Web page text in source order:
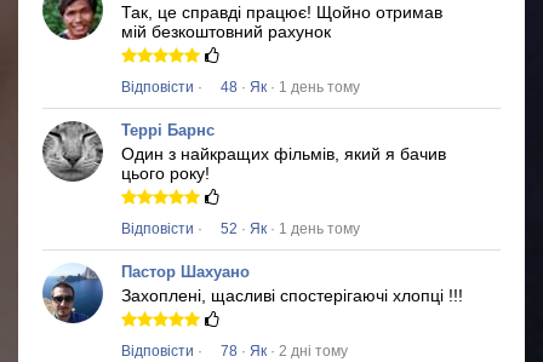
Так, це справді працює! Щойно отримав
мій безкоштовний рахунок
Відповісти · 48 · Як · 1 день тому
Террі Барнс
Один з найкращих фільмів, який я бачив
цього року!
Відповісти · 52 · Як · 1 день тому
Пастор Шахуано
Захоплені, щасливі спостерігаючі хлопці !!!
Відповісти · 78 · Як · 2 дні тому